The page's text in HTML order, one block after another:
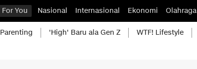
For You Nasional Internasional Ekonomi Olahraga
Parenting 'High' Baru ala Gen Z WTF! Lifestyle